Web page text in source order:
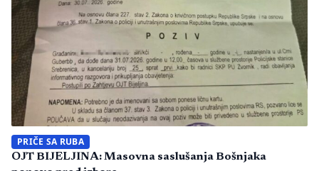
PRIČE SA RUBA
OJT BIJELJINA: Masovna saslušanja Bošnjaka